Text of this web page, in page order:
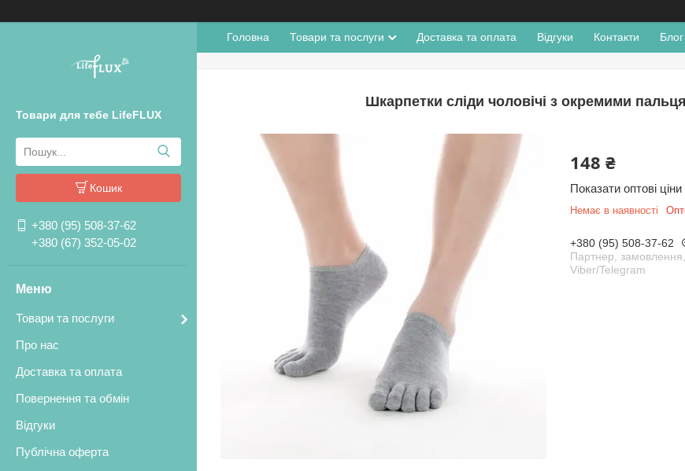
Товари для тебе LifeFLUX
Кошик
+380 (95) 508-37-62
+380 (67) 352-05-02
Товари та послуги
Про нас
Доставка та оплата
Повернення та обмін
Відгуки
Публічна оферта
Головна Товари та послуги Доставка та оплата Відгуки Контакти Блог
Шкарпетки сліди чоловічі з окремими
148 ₴
Показати оптові ціни
Немає в наявності
+380 (95) 508-37-62
Партнер, замовлення,
Viber/Telegram